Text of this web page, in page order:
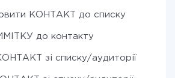
КОНТАКТ до списку
до контакту
зі списку/аудиторії